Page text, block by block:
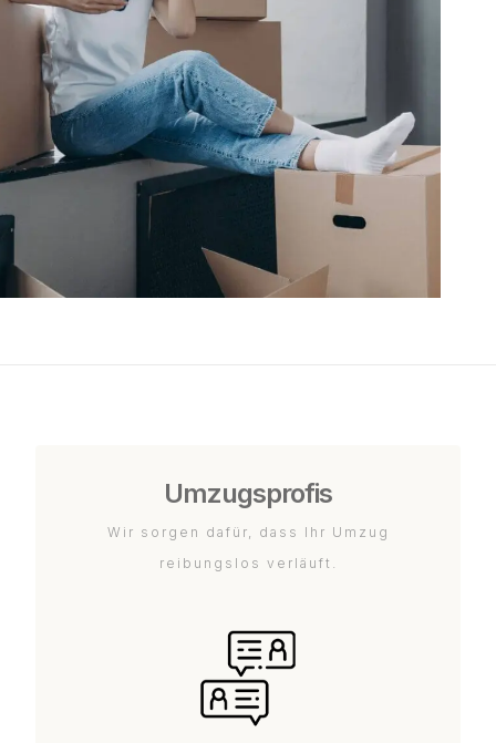
Umzugsprofis
Wir sorgen dafür, dass Ihr Umzug
reibungslos verläuft.